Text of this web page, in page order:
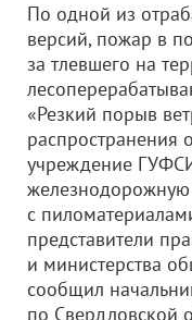
По одной из
версий, пожар в
за тлевшего на
«Резкий порыв
распространения
учреждение
железнодорожную
с
представители
и министерства
сообщил
по Свердловской